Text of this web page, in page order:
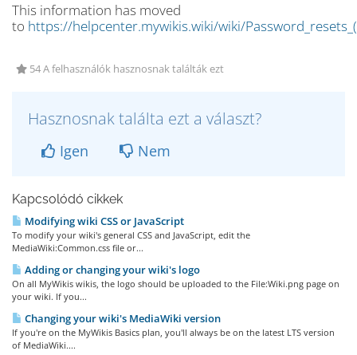
This information has moved
to https://helpcenter.mywikis.wiki/wiki/
54 A felhasználók hasznosnak találták ezt
Hasznosnak találta ezt a választ?
Igen Nem
Kapcsolódó cikkek
Modifying wiki CSS or JavaScript
To modify your wiki's general CSS and JavaScript, edit the
MediaWiki:Common.css file or...
Adding or changing your wiki's logo
On all MyWikis wikis, the logo should be uploaded to the File:Wiki.png page on
your wiki. If you...
Changing your wiki's MediaWiki version
If you're on the MyWikis Basics plan, you'll always be on the latest LTS version
of MediaWiki....